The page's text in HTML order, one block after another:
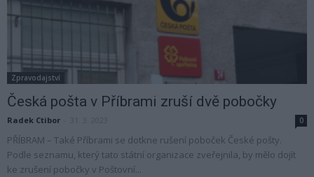
Zpravodajství
Česká pošta v Příbrami zruší dvě pobočky
Radek Ctibor 0
PŘÍBRAM – Také Příbrami se dotkne rušení poboček České pošty.
Podle seznamu, který tato státní organizace zveřejnila, by mělo dojít
ke zrušení pobočky v Poštovní...